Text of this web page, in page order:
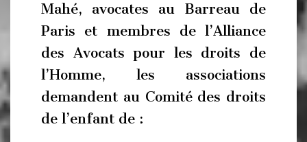
Mahé, avocates au Barreau de
Paris et membres de l’Alliance
des Avocats pour les droits de
l’Homme, les associations
demandent au Comité des droits
de l’enfant de :